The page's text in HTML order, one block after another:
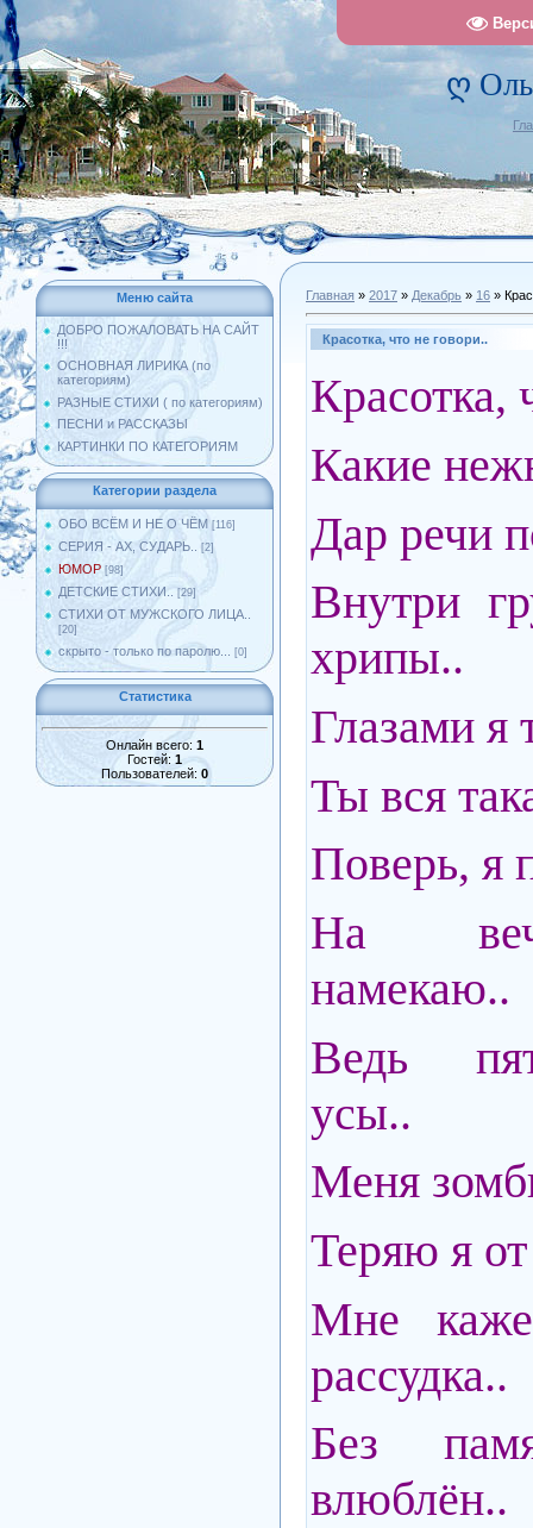
ღ
Меню сайта
ДОБРО ПОЖАЛОВАТЬ НА САЙТ
!!!
ОСНОВНАЯ ЛИРИКА (по
категориям)
РАЗНЫЕ СТИХИ ( по категориям)
ПЕСНИ и РАССКАЗЫ
КАРТИНКИ ПО КАТЕГОРИЯМ
Категории раздела
ОБО ВСЁМ И НЕ О ЧЁМ [116]
СЕРИЯ - АХ, СУДАРЬ.. [2]
ЮМОР [98]
ДЕТСКИЕ СТИХИ.. [29]
СТИХИ ОТ МУЖСКОГО ЛИЦА..
[20]
скрыто - только по паролю... [0]
Статистика
Онлайн всего: 1
Гостей: 1
Пользователей: 0
Главная » 2017 » Декабрь » 16 »
Красотка, что не говори..
Красотка,
Какие
Дар речи
Внутри
хрипы..
Глазами я
Ты вся
Поверь, я
На
намекаю..
Ведь
усы..
Меня
Теряю я
Мне
рассудка..
Без
влюблён..